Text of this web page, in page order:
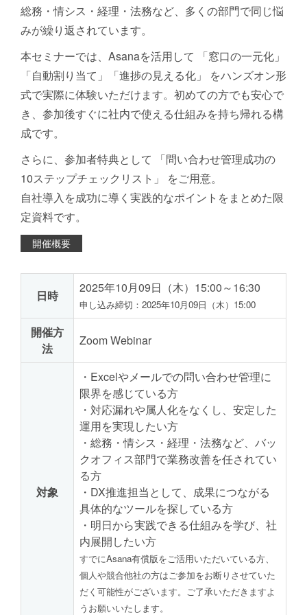
総務・情シス・経理・法務など、多くの部門で同じ悩
みが繰り返されています。
本セミナーでは、Asanaを活用して 「窓口の一元化」
「自動割り当て」「進捗の見える化」 をハンズオン形
式で実際に体験いただけます。初めての方でも安心で
き、参加後すぐに社内で使える仕組みを持ち帰れる構
成です。
さらに、参加者特典として 「問い合わせ管理成功の
10ステップチェックリスト」 をご用意。
自社導入を成功に導く実践的なポイントをまとめた限
定資料です。
開催概要
日時
2025年10月09日（木）15:00～16:30
申し込み締切：2025年10月09日（木）15:00
開催方
法
Zoom Webinar
対象
・Excelやメールでの問い合わせ管理に
限界を感じている方
・対応漏れや属人化をなくし、安定した
運用を実現したい方
・総務・情シス・経理・法務など、バッ
クオフィス部門で業務改善を任されてい
る方
・DX推進担当として、成果につながる
具体的なツールを探している方
・明日から実践できる仕組みを学び、社
内展開したい方
すでにAsana有償版をご活用いただいている方、
個人や競合他社の方はご参加をお断りさせていた
だく可能性がございます。ご了承いただきますよ
うお願いいたします。